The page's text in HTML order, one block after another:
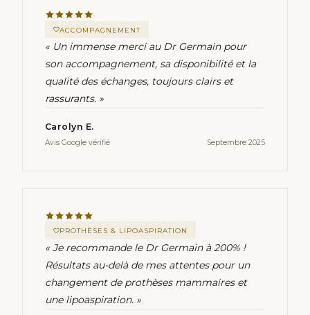
ACCOMPAGNEMENT
« Un immense merci au Dr Germain pour
son accompagnement, sa disponibilité et la
qualité des échanges, toujours clairs et
rassurants. »
Carolyn E.
Avis Google vérifié Septembre 2025
PROTHÈSES & LIPOASPIRATION
« Je recommande le Dr Germain à 200% !
Résultats au-delà de mes attentes pour un
changement de prothèses mammaires et
une lipoaspiration. »